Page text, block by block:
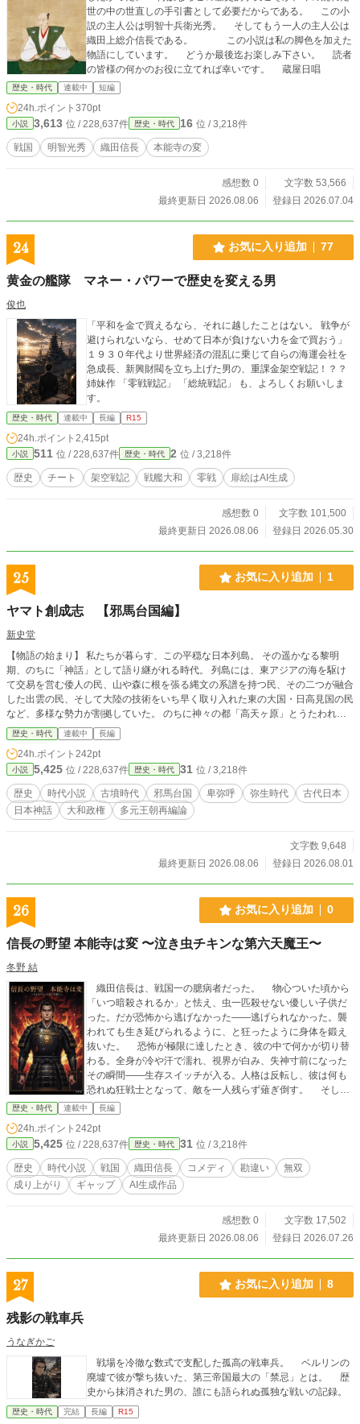
世の中の世直しの手引書として必要だからである。 この小
説の主人公は明智十兵衛光秀。 そしてもう一人の主人公は
織田上総介信長である。 この小説は私の脚色を加えた
物語にしています。 どうか最後迄お楽しみ下さい。 読者
の皆様の何かのお役に立てれば幸いです。 蔵屋日唱
歴史・時代 連載中 短編
24h.ポイント 370pt
小説 3,613 位 / 228,637件 歴史・時代 16 位 / 3,218件
戦国 明智光秀 織田信長 本能寺の変
感想数 0
文字数 53,566
最終更新日 2026.08.06
登録日 2026.07.04
24 お気に入り追加 77
黄金の艦隊 マネー・パワーで歴史を変える男
俊也
「平和を金で買えるなら、それに越したことはない。 戦争が
避けられないなら、せめて日本が負けない力を金で買おう」
１９３０年代より世界経済の混乱に乗じて自らの海運会社を
急成長、新興財閥を立ち上げた男の、重課金架空戦記！？？
姉妹作 「零戦戦記」 「総統戦記」 も、よろしくお願いしま
す。
歴史・時代 連載中 長編 R15
24h.ポイント 2,415pt
小説 511 位 / 228,637件 歴史・時代 2 位 / 3,218件
歴史 チート 架空戦記 戦艦大和 零戦 扉絵はAI生成
感想数 0
文字数 101,500
最終更新日 2026.08.06
登録日 2026.05.30
25 お気に入り追加 1
ヤマト創成志 【邪馬台国編】
新史堂
【物語の始まり】 私たちが暮らす、この平穏な日本列島。 その遥かなる黎明
期、のちに「神話」として語り継がれる時代。 列島には、東アジアの海を駆け
て交易を営む倭人の民、山や森に根を張る縄文の系譜を持つ民、その二つが融合
した出雲の民、そして大陸の技術をいち早く取り入れた東の大国・日高見国の民
など、多様な勢力が割拠していた。 のちに神々の都「高天ヶ原」とうたわれる
日高見国は、東の茨城を中心とした広大な平地を領し、大陸の秦の頃にもたらさ
れた大陸の技術を取り込み、他国を圧倒する二つの比類なき力を持っていた。
一つは、東国の海岸に無尽蔵に眠る砂鉄から鍛え上げられる「真鉄（まがね）」
の武器と道具。 二つ目は、どこまでも広がる原野で独自に育て上げられた、列
島で最も頑健な「馬」の群れ、そしてそれを操る「馬具」による騎馬隊の武力で
ある。 火山を抱く東国の大地が生み出す最高純度の鉄と、地を駆ける強靭な駿
馬。 これらはすべて日高見国が誇る独自の力であり、その力は大陸の灌漑（か
広大な水路を拓き、膨大な富を国が独占するこの大いなる変革こそが強大な王権
代は流れ、列島を世界規模の過酷な寒冷化が襲った。 その未曾有の寒冷化は大
陸では「黄巾の乱」を引き起こし、西日本では「倭国大乱」と呼ばれる大きな争
乱を引き起こした。 かつて西の地を統べていた祭祀王朝・出雲は、この大乱に
成すすべもなく、その求心力を急速に失っていく。 事態を重く見た出雲王朝
は、東の大国・日高見国へ支援を要請し、紆余曲折を経て、食糧援助の見返りと
して出雲の統治権をすべて委譲する「国譲り」が執り行われる。 日高見国はさ
らに、激動の九州の地に邪馬台国の祭祀王としてヒミコを擁立し、九州の大乱を
収める事に成功する。 こうして列島は、辛うじて「広域連合」としての平穏を
取り戻したかに見えた。 だが、平穏の灯は長くは続かない。 邪馬台国女王・ヒ
ミコの崩御。 それが、列島を再び混沌とした大乱の渦へと引きずり戻す。 この
未曾有の危機に、調停の援軍として、日高見国の若き次期王が九州の地へと降り
立つ。 これは、神による統治が終わりを告げ、人が自らの足で立ち、大いなる
和をもって国を興すまでの物語。 のちに「ヤマト」と呼ばれる、新たなる国の
建国を巡る志の物語である。
歴史・時代 連載中 長編
24h.ポイント 242pt
小説 5,425 位 / 228,637件 歴史・時代 31 位 / 3,218件
歴史 時代小説 古墳時代 邪馬台国 卑弥呼 弥生時代
古代日本
日本神話
大和政権 多元王朝再編論
文字数 9,648
最終更新日 2026.08.06
登録日 2026.08.01
26 お気に入り追加 0
信長の野望 本能寺は変 〜泣き虫チキンな第六天魔王〜
冬野 結
織田信長は、戦国一の臆病者だった。 物心ついた頃から
「いつ暗殺されるか」と怯え、虫一匹殺せない優しい子供だ
った。だが恐怖から逃げなかった――逃げられなかった。襲
われても生き延びられるように、と狂ったように身体を鍛え
抜いた。 恐怖が極限に達したとき、彼の中で何かが切り替
わる。全身が冷や汗で濡れ、視界が白み、失神寸前になった
その瞬間――生存スイッチが入る。人格は反転し、彼は何も
恐れぬ狂戦士となって、敵を一人残らず薙ぎ倒す。 そして
正気に戻れば、積み上がった死体の山の前で、声を上げて泣
く。「殺すつもりなんてなかった」と。 その涙を、返り血
を、叫びながら無双する姿を、家臣たちは「魔王の怒り」と
誤解した。こうして、恐怖のカリスマ＝第六天魔王・織田信
長が誕生する。 暗殺者を遠ざけたくて買い集めた鉄砲は日
本一のコレクションになり、銃弾を防ぐ南蛮胴欲しさの南蛮
かぶれは「新時代の天才」と讃えられた。弱さと優しさと保
伝説へと誤訳され、彼は望まぬまま天下の階段を駆け上がっ
りたくてもがく、笑って泣ける戦国物語。
歴史・時代 連載中 長編
24h.ポイント 242pt
小説 5,425 位 / 228,637件 歴史・時代 31 位 / 3,218件
歴史 時代小説 戦国 織田信長 コメディ 勘違い
無双
成り上がり
ギャップ AI生成作品
感想数 0
文字数 17,502
最終更新日 2026.08.06
登録日 2026.07.26
27 お気に入り追加 8
残影の戦車兵
うなぎかご
戦場を冷徹な数式で支配した孤高の戦車兵。 ベルリンの
廃墟で彼が撃ち抜いた、第三帝国最大の「禁忌」とは。 歴
史から抹消された男の、誰にも語られぬ孤独な戦いの記録。
歴史・時代 完結 長編 R15